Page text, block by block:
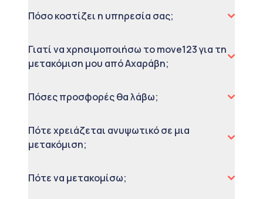
Πόσο κοστίζει η υπηρεσία σας;
Γιατί να χρησιμοποιήσω το move123 για τη
μετακόμιση μου από Αχαράβη;
Πόσες προσφορές θα λάβω;
Πότε χρειάζεται ανυψωτικό σε μια
μετακόμιση;
Πότε να μετακομίσω;